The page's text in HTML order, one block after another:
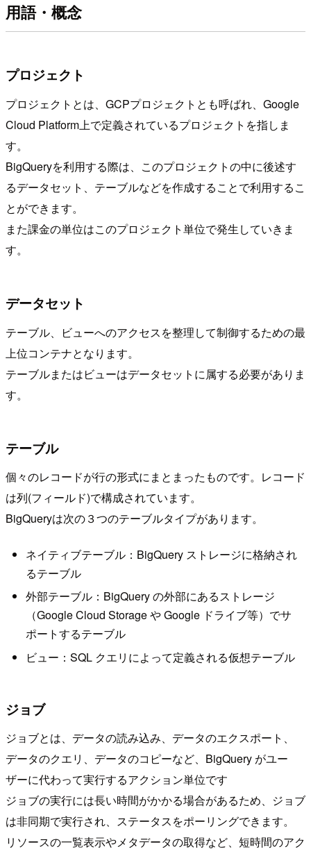
用語・概念
プロジェクト
プロジェクトとは、GCPプロジェクトとも呼ばれ、Google
Cloud Platform上で定義されているプロジェクトを指しま
す。
BigQueryを利用する際は、このプロジェクトの中に後述す
るデータセット、テーブルなどを作成することで利用するこ
とができます。
また課金の単位はこのプロジェクト単位で発生していきま
す。
データセット
テーブル、ビューへのアクセスを整理して制御するための最
上位コンテナとなります。
テーブルまたはビューはデータセットに属する必要がありま
す。
テーブル
個々のレコードが行の形式にまとまったものです。レコード
は列(フィールド)で構成されています。
BigQueryは次の３つのテーブルタイプがあります。
ネイティブテーブル：BigQuery ストレージに格納され
るテーブル
外部テーブル：BigQuery の外部にあるストレージ
（Google Cloud Storage や Google ドライブ等）でサ
ポートするテーブル
ビュー：SQL クエリによって定義される仮想テーブル
ジョブ
ジョブとは、データの読み込み、データのエクスポート、
データのクエリ、データのコピーなど、BigQuery がユー
ザーに代わって実行するアクション単位です
ジョブの実行には長い時間がかかる場合があるため、ジョブ
は非同期で実行され、ステータスをポーリングできます。
リソースの一覧表示やメタデータの取得など、短時間のアク